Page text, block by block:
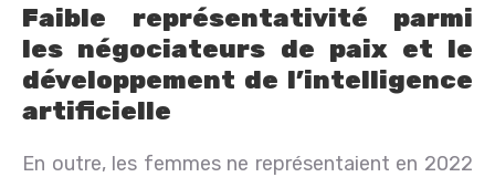
Faible représentativité parmi
les négociateurs de paix et le
développement de l’intelligence
artificielle
En outre, les femmes ne représentaient en 2022